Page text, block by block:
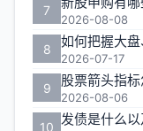
7
2026-08-08
8
2026-07-17
9 股票箭头指标
2026-08-06
10 发债是什么